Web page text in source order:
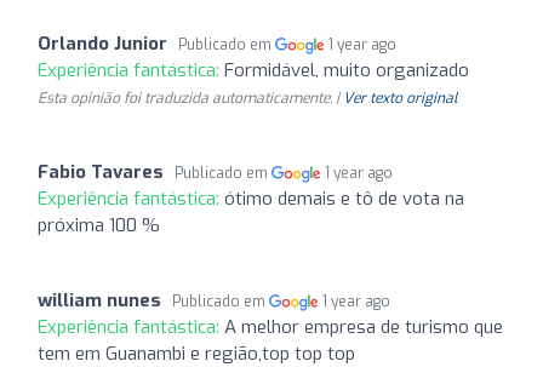
Orlando Junior Publicado em 1 year ago
Experiência fantástica: Formidável, muito organizado
Esta opinião foi traduzida automaticamente. | Ver texto original
Fabio Tavares Publicado em 1 year ago
Experiência fantástica: ótimo demais e tô de vota na
próxima 100 %
william nunes Publicado em 1 year ago
Experiência fantástica: A melhor empresa de turismo que
tem em Guanambi e região,top top top